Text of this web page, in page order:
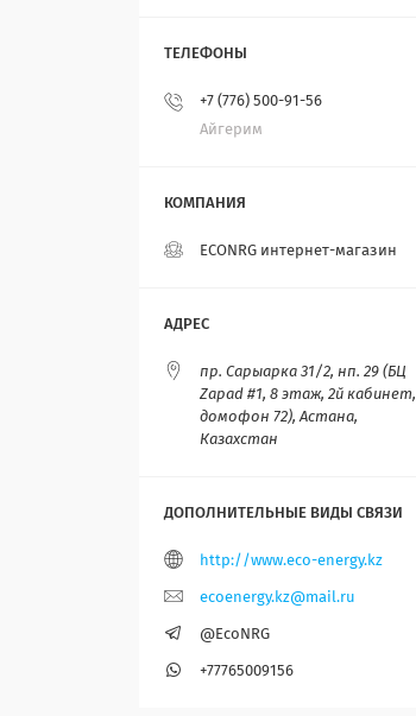
+7 (776) 500-91-56
Айгерим
ECONRG интернет-магазин
пр. Сарыарка 31/2, нп. 29 (БЦ
Zapad #1, 8 этаж, 2й кабинет,
домофон 72), Астана,
Казахстан
http://www.eco-energy.kz
ecoenergy.kz@mail.ru
@EcoNRG
+77765009156